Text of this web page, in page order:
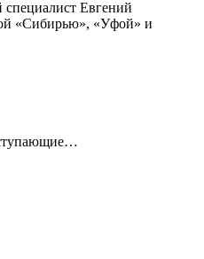
специалист Евгений
«Сибирью», «Уфой» и